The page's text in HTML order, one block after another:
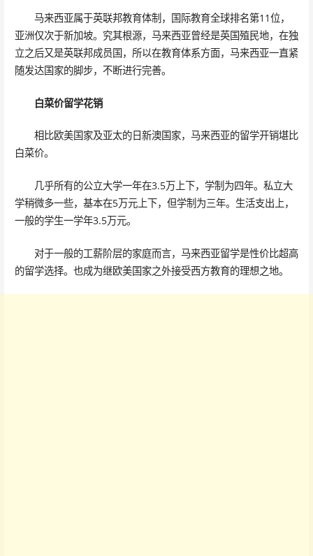
马来西亚属于英联邦教育体制，国际教育全球排名第11位，
亚洲仅次于新加坡。究其根源，马来西亚曾经是英国殖民地，在独
立之后又是英联邦成员国，所以在教育体系方面，马来西亚一直紧
随发达国家的脚步，不断进行完善。
白菜价留学花销
相比欧美国家及亚太的日新澳国家，马来西亚的留学开销堪比
白菜价。
几乎所有的公立大学一年在3.5万上下，学制为四年。私立大
学稍微多一些，基本在5万元上下，但学制为三年。生活支出上，
一般的学生一学年3.5万元。
对于一般的工薪阶层的家庭而言，马来西亚留学是性价比超高
的留学选择。也成为继欧美国家之外接受西方教育的理想之地。